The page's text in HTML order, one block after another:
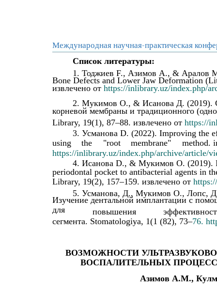
Международная научная-практическая
Список литературы:
1. Тоджиев F., Азимов A., & Аралов
Bone Defects and Lower Jaw Deformation
извлечено от https://inlibrary.uz/index.php/
2. Мукимов О., & Исанова Д. (2019).
корневой мембраны и традиционного
Library, 19(1), 87–88. извлечено от https://
3. Усманова D. (2022). Improving the
using
the "root membrane"
method.
https://inlibrary.uz/index.php/archive/article/
4. Исанова D., & Мукимов O. (2019).
periodontal pocket to antibacterial agents in
Library, 19(2), 157–159. извлечено от
5. Усманова, Д., Мукимoв O., Лопс,
Изучение дентальной имплантации c
для
повышения
сегмента. Stomatologiya, 1(1 (82), 73–76.
ВОЗМОЖНОСТИ
ВОСПАЛИТЕЛЬНЫХ
Азимов А.М.,